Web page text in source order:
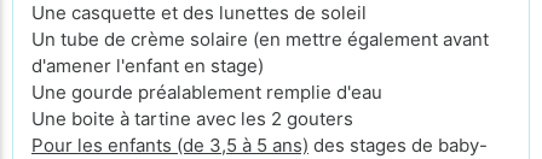
Une casquette et des lunettes de soleil
Un tube de crème solaire (en mettre également avant
d'amener l'enfant en stage)
Une gourde préalablement remplie d'eau
Une boite à tartine avec les 2 gouters
Pour les enfants (de 3,5 à 5 ans) des stages de baby-